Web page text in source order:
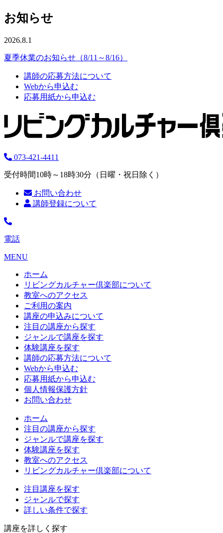
お知らせ
2026.8.1
夏季休業のお知らせ（8/11～8/16）
講師の応募方法について
Webから申込む
応募用紙から申込む
073-421-4411
受付時間10時～18時30分（日曜・祝日除く）
お問い合わせ
講師登録について
電話
MENU
ホーム
リビングカルチャー倶楽部について
教室へのアクセス
ご利用の案内
講座の申込みについて
注目の講座から探す
ジャンルで講座を探す
体験講座を探す
講師の応募方法について
Webから申込む
応募用紙から申込む
個人情報保護方針
お問い合わせ
ホーム
注目の講座から探す
ジャンルで講座を探す
体験講座を探す
教室へのアクセス
リビングカルチャー倶楽部について
注目講座を探す
ジャンルで探す
詳しい条件で探す
講座を詳しく探す